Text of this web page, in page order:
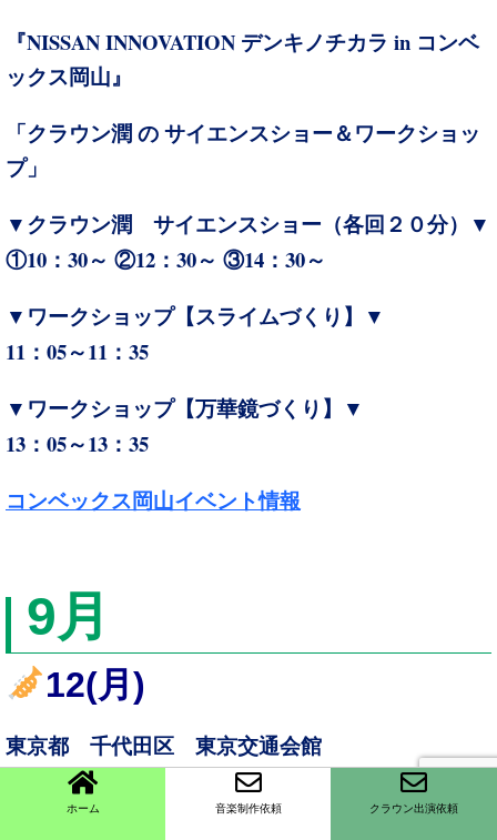
『NISSAN INNOVATION デンキノチカラ in コンベ
ックス岡山』
「クラウン潤 の サイエンスショー＆ワークショッ
プ」
▼クラウン潤 サイエンスショー（各回２０分）▼
①10：30～ ②12：30～ ③14：30～
▼ワークショップ【スライムづくり】▼
11：05～11：35
▼ワークショップ【万華鏡づくり】▼
13：05～13：35
コンベックス岡山イベント情報
9月
12(月)
東京都 千代田区 東京交通会館
オーバートーンの大道芸
ホーム 音楽制作依頼 クラウン出演依頼